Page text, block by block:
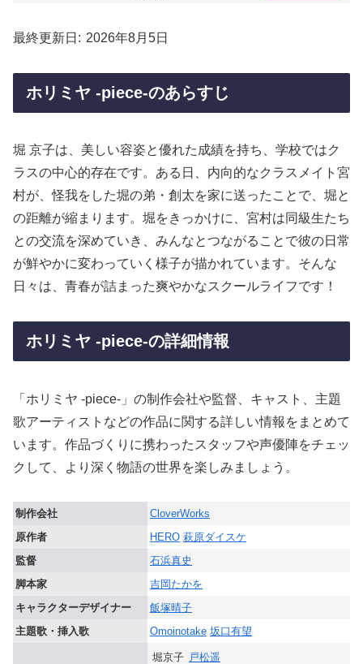
最終更新日 2026年8月5日
ホリミヤ -piece-のあらすじ
堀 京子は、美しい容姿と優れた成績を持ち、学校ではク
ラスの中心的存在です。ある日、内向的なクラスメイト宮
村が、怪我をした堀の弟・創太を家に送ったことで、堀と
の距離が縮まります。堀をきっかけに、宮村は同級生たち
との交流を深めていき、みんなとつながることで彼の日常
が鮮やかに変わっていく様子が描かれています。そんな
日々は、青春が詰まった爽やかなスクールライフです！
ホリミヤ -piece-の詳細情報
「ホリミヤ -piece-」の制作会社や監督、キャスト、主題
歌アーティストなどの作品に関する詳しい情報をまとめて
います。作品づくりに携わったスタッフや声優陣をチェッ
クして、より深く物語の世界を楽しみましょう。
制作会社
CloverWorks
原作者
HERO 萩原ダイスケ
監督
石浜真史
脚本家
吉岡たかを
キャラクターデザイナー
飯塚晴子
主題歌・挿入歌
Omoinotake 坂口有望
堀京子 戸松遥